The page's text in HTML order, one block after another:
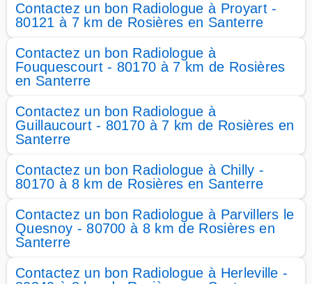
Contactez un bon Radiologue à Proyart -
80121 à 7 km de Rosières en Santerre
Contactez un bon Radiologue à
Fouquescourt - 80170 à 7 km de Rosières
en Santerre
Contactez un bon Radiologue à
Guillaucourt - 80170 à 7 km de Rosières en
Santerre
Contactez un bon Radiologue à Chilly -
80170 à 8 km de Rosières en Santerre
Contactez un bon Radiologue à Parvillers le
Quesnoy - 80700 à 8 km de Rosières en
Santerre
Contactez un bon Radiologue à Herleville -